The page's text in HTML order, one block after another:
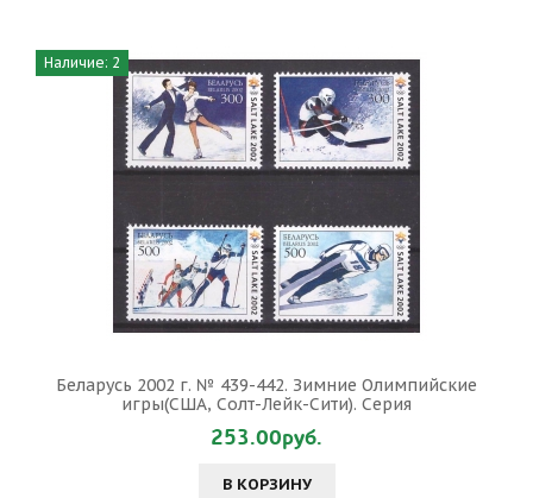
Наличие: 2
Беларусь 2002 г. № 439-442. Зимние Олимпийские
игры(США, Солт-Лейк-Сити). Серия
253.00руб.
В КОРЗИНУ